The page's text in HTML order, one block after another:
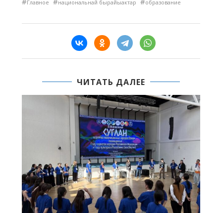
Главное национальнай бырайыактар образование
ЧИТАТЬ ДАЛЕЕ